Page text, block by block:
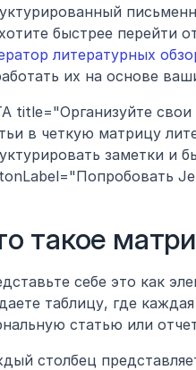
быстрее перейти
литературных
их на основе
title="Организуйте
в четкую матрицу
заметки и
такое
себе это как
таблицу, где
статью или
столбец